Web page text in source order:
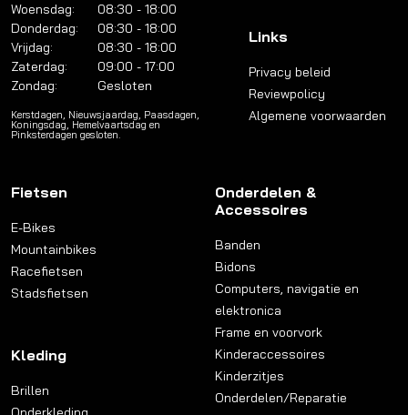
Woensdag:
08:30 - 18:00
Donderdag:
08:30 - 18:00
Vrijdag:
08:30 - 18:00
Zaterdag:
09:00 - 17:00
Zondag:
Gesloten
Kerstdagen, Nieuwsjaardag, Paasdagen,
Koningsdag, Hemelvaartsdag en
Pinksterdagen gesloten.
Links
Privacy beleid
Reviewpolicy
Algemene voorwaarden
Fietsen
E-Bikes
Mountainbikes
Racefietsen
Stadsfietsen
Kleding
Brillen
Onderdelen &
Accessoires
Banden
Bidons
Computers, navigatie en
elektronica
Frame en voorvork
Kinderaccessoires
Kinderzitjes
Onderdelen/Reparatie